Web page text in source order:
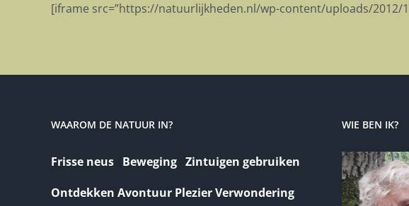
[iframe src=”https://natuurlijkheden.nl/wp-content/uploads/2012/
WAAROM DE NATUUR IN?
Frisse neus Beweging Zintuigen gebruiken
Ontdekken Avontuur Plezier Verwondering
WIE BEN IK?